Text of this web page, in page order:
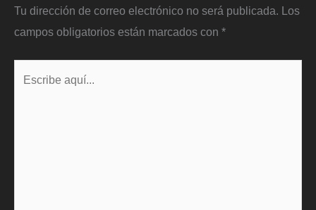
Tu dirección de correo electrónico no será publicada.
Los
campos obligatorios están marcados con *